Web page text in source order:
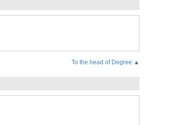
To the head of Degree.▲